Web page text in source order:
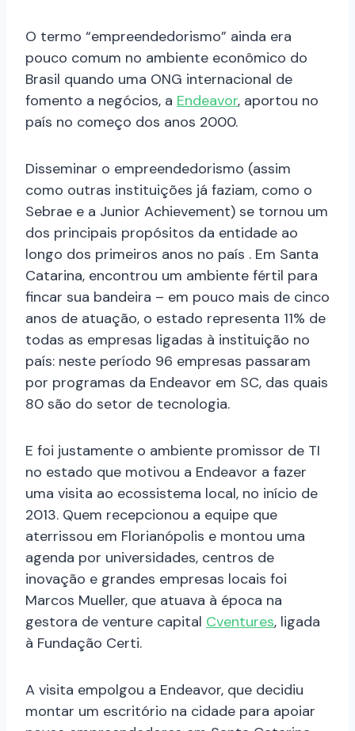
O termo “empreendedorismo” ainda era
pouco comum no ambiente econômico do
Brasil quando uma ONG internacional de
fomento a negócios, a Endeavor, aportou no
país no começo dos anos 2000.
Disseminar o empreendedorismo (assim
como outras instituições já faziam, como o
Sebrae e a Junior Achievement) se tornou um
dos principais propósitos da entidade ao
longo dos primeiros anos no país . Em Santa
Catarina, encontrou um ambiente fértil para
fincar sua bandeira – em pouco mais de cinco
anos de atuação, o estado representa 11% de
todas as empresas ligadas à instituição no
país: neste período 96 empresas passaram
por programas da Endeavor em SC, das quais
80 são do setor de tecnologia.
E foi justamente o ambiente promissor de TI
no estado que motivou a Endeavor a fazer
uma visita ao ecossistema local, no início de
2013. Quem recepcionou a equipe que
aterrissou em Florianópolis e montou uma
agenda por universidades, centros de
inovação e grandes empresas locais foi
Marcos Mueller, que atuava à época na
gestora de venture capital Cventures, ligada
à Fundação Certi.
A visita empolgou a Endeavor, que decidiu
montar um escritório na cidade para apoiar